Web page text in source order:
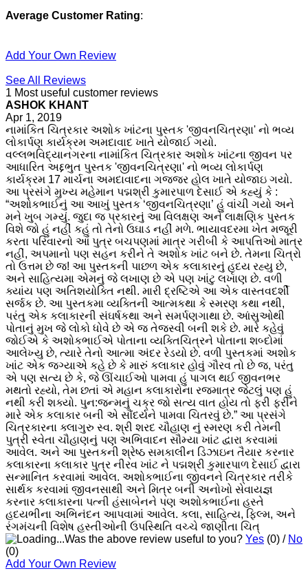
Average Customer Rating:
Add Your Own Review
See All Reviews
1 Most useful customer reviews
ASHOK KHANT
Apr 1, 2019
નામાંકિત ચિત્રકાર અશોક ખાંટના પુસ્તક 'જીવનચિત્રણા' નો ભવ્ય
લોકાર્પણ કાર્યક્રમ અમદાવાદ ખાતે યોજાઈ ગયો.
વલ્લભવિદ્યાનગરના નામાંકિત ચિત્રકાર અશોક ખાંટના જીવન પર
આધારિત અદ્દભુત પુસ્તક 'જીવનચિત્રણા' નો ભવ્ય લોકાર્પણ
કાર્યક્રમ 17 માર્ચના અમદાવાદના ગજ્જર હોલ ખાતે યોજાઇ ગયો.
આ પ્રસંગે મુખ્ય મહેમાન પદ્મશ્રી કુમારપાળ દેસાઈ એ કહ્યું કે :
“અશોકભાઈનું આ આખું પુસ્તક ‘જીવનચિત્રણા’ હું વાંચી ગયો અને
મને ખુબ ગમ્યું. જુદા જ પ્રકારનું આ વિલક્ષણ અને લાક્ષણિક પુસ્તક
વિશે જો હું નહીં કહું તો તેનો ઉઘાડ નહીં મળે. ભાયાવદરમા ખેત મજૂરી
કરતા પરિવારનો આ પુત્ર બચપણમાં માત્ર ગરીબી કે આપત્તિઓ માત્ર
નહીં, અપમાનો પણ સહન કરીને તે અશોક ખાંટ બને છે. તેમના ચિત્રો
તો ઉત્તમ છે જ! આ પુસ્તકની પાછળ એક કલાકારનું હૃદય રહ્યુ છે,
અને સાહિત્યમા એમનું જે લખાણ છે એ પણ ખાંટુ લખાણ છે. વળી
ક્યાંય પણ અતિશયોક્તિ નથી. મારી દ્રષ્ટિએ આ એક વાસ્તવદર્શી
સર્જક છે. આ પુસ્તકમા વ્યક્તિની આત્મકથા કે સ્મરણ કથા નથી,
પરંતુ એક કલાકારની સંઘર્ષકથા અને સમર્પણગાથા છે. આંસુઓથી
પોતાનું મુખ જે લોકો ધોવે છે એ જ તેજસ્વી બની શકે છે. મારે કહેવું
જોઈએ કે અશોકભાઈએ પોતાના વ્યક્તિચિત્રને પોતાના શબ્દોમાં
આલેખ્યુ છે, ત્યારે તેનો આત્મા અંદર રેડયો છે. વળી પુસ્તકમાં અશોક
ખાંટ એક જગ્યાએ કહે છે કે મારું કલાકાર હોવું ગૌરવ તો છે જ, પરંતુ
એ પણ સત્ય છે કે, જે ઊંચાઈઓ પામવા હું પાગલ થઈ જીવનભર
મથતો રહ્યો, તેમ છતાં એ મહાન કલાકારોના રજમાત્ર જેટલું પણ હું
નથી કરી શક્યો. પુન:જન્મનું ચક્ર જો સત્ય વાત હોય તો ફરી ફરીને
મારે એક કલાકાર બની એ સૌંદર્યને પામવા ચિતરવું છે.” આ પ્રસંગે
ચિત્રકારના ક્લાગુરુ સ્વ. શ્રી શરદ ચૌહાણ નું સ્મરણ કરી તેમની
પુત્રી સ્વેતા ચૌહાણનું પણ અભિવાદન સૌમ્યા ખાંટ દ્વારા કરવામાં
આવેલ. અને આ પુસ્તકની શ્રેષ્ઠ સમકાલીન ડિઝાઇન તૈયાર કરનાર
કલાકારના કલાકાર પુત્ર નીરવ ખાંટ ને પદ્મશ્રી કુમારપાળ દેસાઈ દ્વારા
સન્માનિત કરવામાં આવેલ. અશોકભાઈના જીવનને ચિત્રકાર તરીકે
સાર્થક કરવામાં જીવનસાથી અને મિત્ર બની અનોખો સેવાયજ્ઞ
કરનાર કલાકારના પત્ની હંસાબેનને પણ અશોકભાઈના હસ્તે
હદયભીના અભિનંદન આપવામાં આવેલ. કલા, સાહિત્ય, ફિલ્મ, અને
રંગમંચની વિશેષ હસ્તીઓની ઉપસ્થિતિ વચ્ચે જાણીતા ચિત્
Was the above review useful to you? Yes (0) / No
(0)
Add Your Own Review